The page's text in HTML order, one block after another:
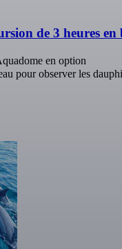
de 3 heures
en option
pour observer les